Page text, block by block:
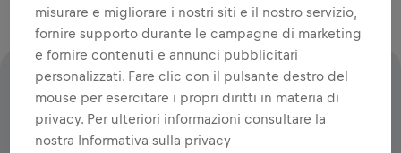
IL 100% DI TUTTE LE QUOTE DI ISCRIZIONE ANDRÀ ALLA
RICERCA SUL MIDOLLO SPINALE
misurare e migliorare i nostri siti e il nostro servizio,
fornire supporto durante le campagne di marketing
e fornire contenuti e annunci pubblicitari
personalizzati. Fare clic con il pulsante destro del
mouse per esercitare i propri diritti in materia di
privacy. Per ulteriori informazioni consultare la
nostra Informativa sulla privacy